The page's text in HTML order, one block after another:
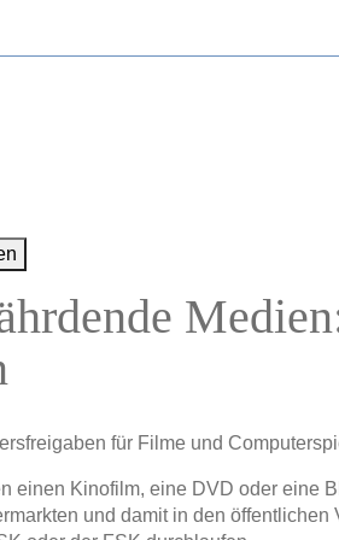
für Filme und
einen Kinofilm, eine DVD oder eine
und damit in den öffentlichen